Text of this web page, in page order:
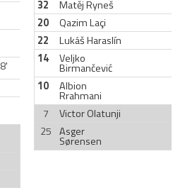
8'
32
Matěj Ryneš
20
Qazim Laçi
22
Lukáš Haraslín
14
Veljko
Birmančević
10
Albion
Rrahmani
7
Victor Olatunji
25 Asger
Sørensen